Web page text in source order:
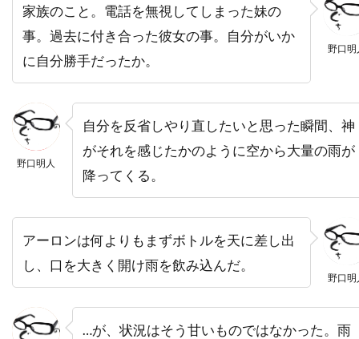
ニッキー・グァダーニ
ニッキー・ブロンスキー
ニック・ウェクスラー
ニック・シェンク
ニック・フロスト
ニック・マクリーン
ニック・ムーア
ニック・ロッドウェル
ニュージャパンフィルム
ニュージーランド
ニュートン・トーマス・サイジェル
ニーナ・ジェイコブソン
ニール・H・モリッツ
野口明
家族のこと。電話を無視してしまった妹の
事。過去に付き合った彼女の事。自分がいか
に自分勝手だったか。
野口明人
自分を反省しやり直したいと思った瞬間、神
がそれを感じたかのように空から大量の雨が
降ってくる。
野口明
アーロンは何よりもまずボトルを天に差し出
し、口を大きく開け雨を飲み込んだ。
…が、状況はそう甘いものではなかった。雨